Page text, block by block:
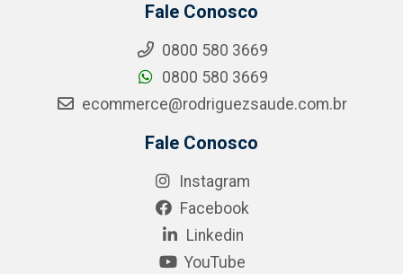
Fale Conosco
0800 580 3669
0800 580 3669
ecommerce@rodriguezsaude.com.br
Fale Conosco
Instagram
Facebook
Linkedin
YouTube